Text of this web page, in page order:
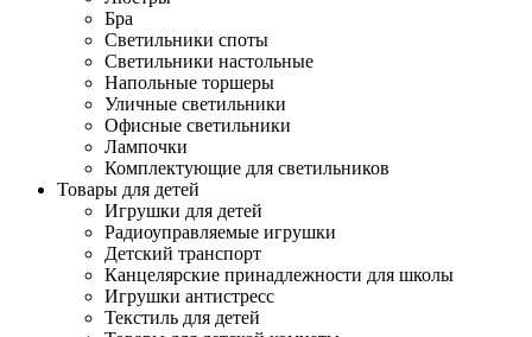
Бра
Светильники споты
Светильники настольные
Напольные торшеры
Уличные светильники
Офисные светильники
Лампочки
Комплектующие для светильников
Товары для детей
Игрушки для детей
Радиоуправляемые игрушки
Детский транспорт
Канцелярские принадлежности для школы
Игрушки антистресс
Текстиль для детей